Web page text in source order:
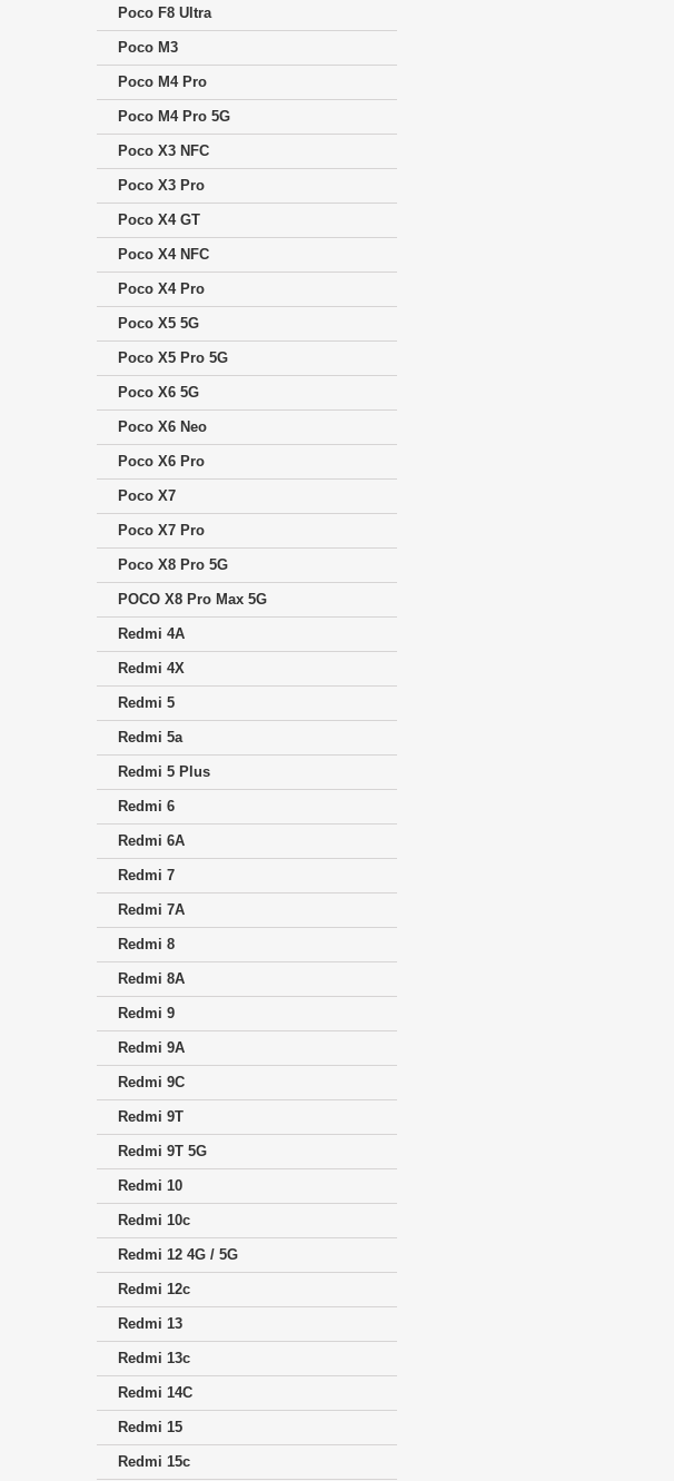
Poco F8 Ultra
Poco M3
Poco M4 Pro
Poco M4 Pro 5G
Poco X3 NFC
Poco X3 Pro
Poco X4 GT
Poco X4 NFC
Poco X4 Pro
Poco X5 5G
Poco X5 Pro 5G
Poco X6 5G
Poco X6 Neo
Poco X6 Pro
Poco X7
Poco X7 Pro
Poco X8 Pro 5G
POCO X8 Pro Max 5G
Redmi 4A
Redmi 4X
Redmi 5
Redmi 5a
Redmi 5 Plus
Redmi 6
Redmi 6A
Redmi 7
Redmi 7A
Redmi 8
Redmi 8A
Redmi 9
Redmi 9A
Redmi 9C
Redmi 9T
Redmi 9T 5G
Redmi 10
Redmi 10c
Redmi 12 4G / 5G
Redmi 12c
Redmi 13
Redmi 13c
Redmi 14C
Redmi 15
Redmi 15c